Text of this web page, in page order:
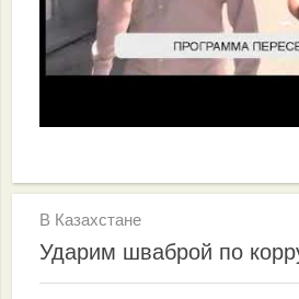
В Казахстане
Ударим шваброй по